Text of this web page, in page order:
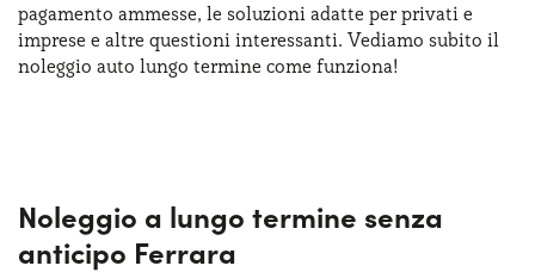
pagamento ammesse, le soluzioni adatte per privati e
imprese e altre questioni interessanti. Vediamo subito il
noleggio auto lungo termine come funziona!
Noleggio a lungo termine senza
anticipo Ferrara